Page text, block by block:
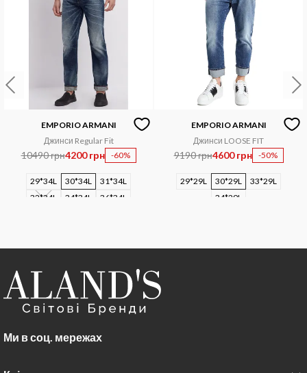
EMPORIO ARMANI
Джинси Regular Fit
10490 грн4200 грн -60%
29*34L 30*34L
31*34L
32*34L
34*34L 36*34L
EMPORIO ARMANI
Джинси LOOSE FIT
9190 грн4600 грн -50%
29*29L 30*29L
33*29L
34*29L
Ми в соц. мережах